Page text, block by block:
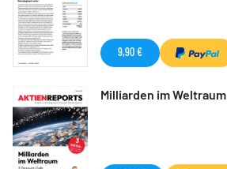
9,90 €
Milliarden im Weltraum